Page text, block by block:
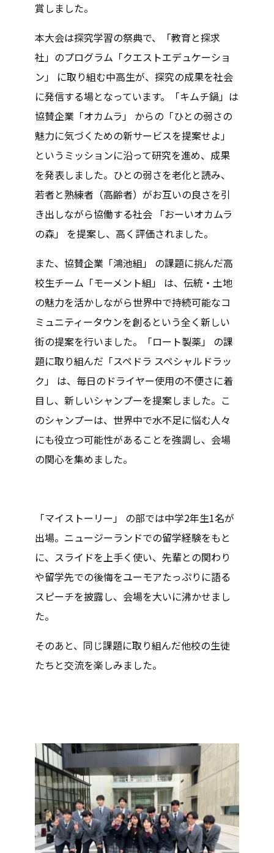
賞しました。
本大会は探究学習の祭典で、「教育と探求
社」のプログラム「クエストエデュケーショ
ン」 に取り組む中高生が、探究の成果を社会
に発信する場となっています。「キムチ鍋」は
協賛企業「オカムラ」 からの「ひとの弱さの
魅力に気づくための新サービスを提案せよ」
というミッションに沿って研究を進め、成果
を発表しました。ひとの弱さを老化と読み、
若者と熟練者（高齢者）がお互いの良さを引
き出しながら協働する社会 「おーいオカムラ
の森」 を提案し、高く評価されました。
また、協賛企業「鴻池組」 の課題に挑んだ高
校生チーム「モーメント組」 は、伝統・土地
の魅力を活かしながら世界中で持続可能なコ
ミュニティータウンを創るという全く新しい
街の提案を行いました。「ロート製薬」 の課
題に取り組んだ「スペドラ スペシャルドラッ
ク」 は、毎日のドライヤー使用の不便さに着
目し、新しいシャンプーを提案しました。こ
のシャンプーは、世界中で水不足に悩む人々
にも役立つ可能性があることを強調し、会場
の関心を集めました。
「マイストーリー」 の部では中学2年生1名が
出場。ニュージーランドでの留学経験をもと
に、スライドを上手く使い、先輩との関わり
や留学先での後悔をユーモアたっぷりに語る
スピーチを披露し、会場を大いに沸かせまし
た。
そのあと、同じ課題に取り組んだ他校の生徒
たちと交流を楽しみました。